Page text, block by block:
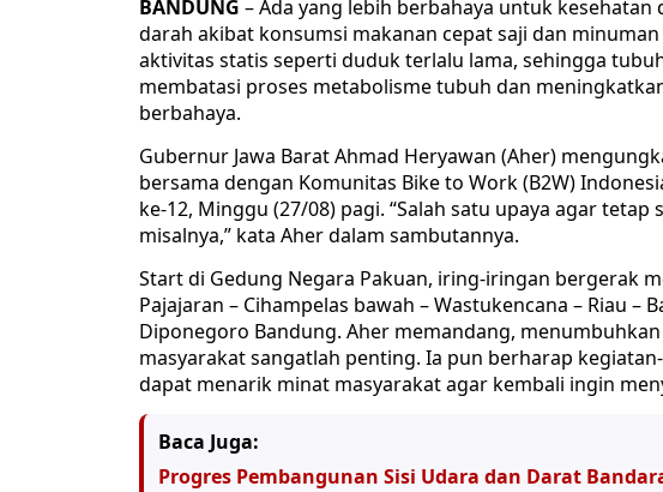
BANDUNG – Ada yang lebih berbahaya untuk
darah akibat konsumsi makanan cepat saji dan
aktivitas statis seperti duduk terlalu lama, sehingga
membatasi proses metabolisme tubuh dan
berbahaya.
Gubernur Jawa Barat Ahmad Heryawan (Aher)
bersama dengan Komunitas Bike to Work (B2W)
ke-12, Minggu (27/08) pagi. “Salah satu upaya agar
misalnya,” kata Aher dalam sambutannya.
Start di Gedung Negara Pakuan, iring-iringan bergerak
Pajajaran – Cihampelas bawah – Wastukencana – Riau –
Diponegoro Bandung. Aher memandang,
masyarakat sangatlah penting. Ia pun berharap
dapat menarik minat masyarakat agar kembali ingin
Baca Juga:
Progres Pembangunan Sisi Udara dan Darat